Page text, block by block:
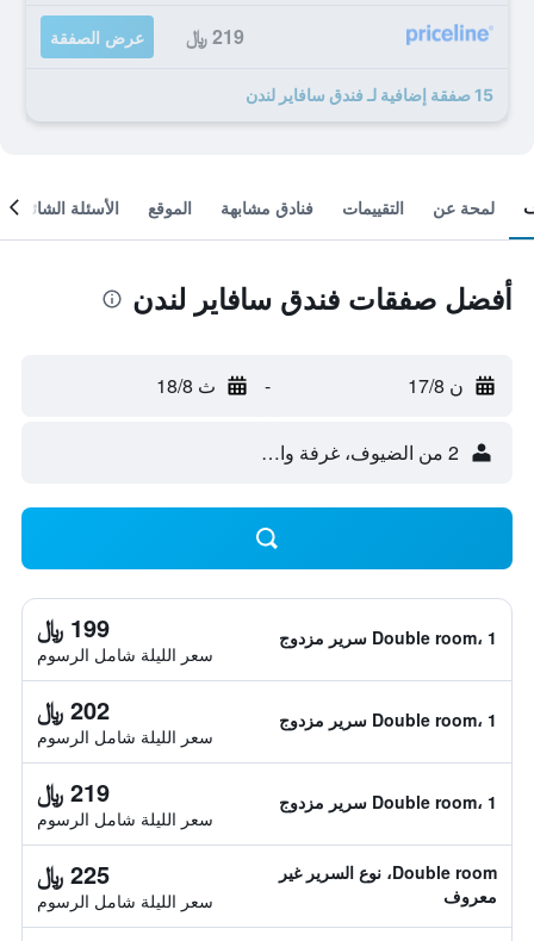
219 ﷼ عرض الصفقة
15 صفقة إضافية لـ فندق سافاير لندن
لمحة عن التقييمات فنادق مشابهة الموقع الأسئلة الشائعة
أفضل صفقات فندق سافاير لندن
ن 17/8 - ث 18/8
2 من الضيوف، غرفة واحدة
Double room، 1 سرير مزدوج 199 ﷼
سعر الليلة شامل الرسوم
Double room، 1 سرير مزدوج 202 ﷼
سعر الليلة شامل الرسوم
Double room، 1 سرير مزدوج 219 ﷼
سعر الليلة شامل الرسوم
Double room، نوع السرير غير
معروف
225 ﷼
سعر الليلة شامل الرسوم